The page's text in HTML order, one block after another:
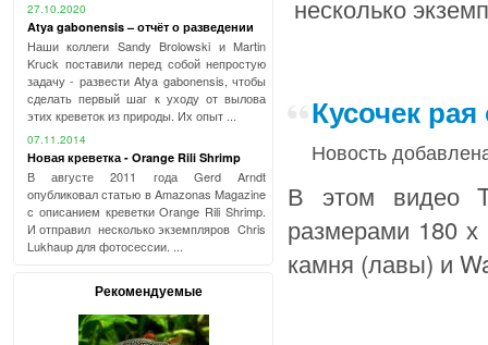
несколько
Кусочек
Новость
В этом видео
размерами 180
камня (лавы) и
27.10.2020
Atya gabonensis – отчёт о разведении
Наши коллеги Sandy Brolowski и Martin
Kruck поставили перед собой непростую
задачу - развести Atya gabonensis, чтобы
сделать первый шаг к уходу от вылова
этих креветок из природы. Их опыт ...
07.11.2014
Новая креветка - Orange Rili Shrimp
В августе 2011 года Gerd Arndt
опубликовал статью в Amazonas Magazine
с описанием креветки Orange Rili Shrimp.
И отправил несколько экземпляров Chris
Lukhaup для фотосессии. ...
Рекомендуемые